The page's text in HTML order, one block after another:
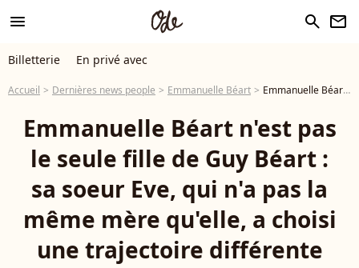
menu search newsletter
Billetterie En privé avec
Accueil Dernières news people Emmanuelle Béart Emmanuelle Béart n'est pas le seule fille de Guy Béart : sa soeur Eve, qui n'a pas la même mère qu'elle, a choisi une trajectoire différente
Emmanuelle Béart n'est pas
le seule fille de Guy Béart :
sa soeur Eve, qui n'a pas la
même mère qu'elle, a choisi
une trajectoire différente